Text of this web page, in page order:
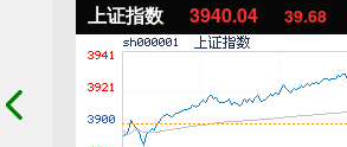
上证指数 3940.04 39.68